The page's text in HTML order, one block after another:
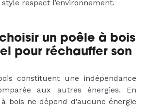
respect l’environnement.
un poêle à bois
pour réchauffer son
constituent une indépendance
aux autres énergies. En
bois ne dépend d’aucune énergie